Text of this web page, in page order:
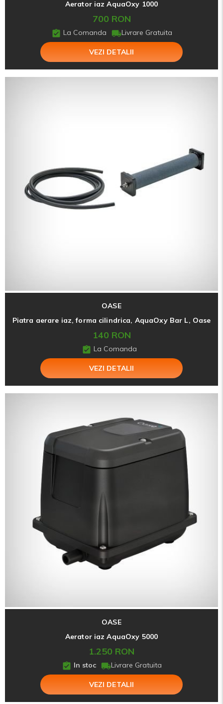
Aerator iaz AquaOxy 1000
700 RON
La Comanda Livrare Gratuita
VEZI DETALII
OASE
Piatra aerare iaz, forma cilindrica, AquaOxy Bar L, Oase
140 RON
La Comanda
VEZI DETALII
OASE
Aerator iaz AquaOxy 5000
1.250 RON
In stoc Livrare Gratuita
VEZI DETALII